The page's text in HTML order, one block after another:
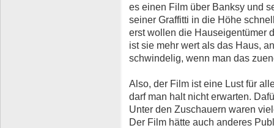
es einen Film über Banksy und
seiner Graffitti in die Höhe
erst wollen die Hauseigentümer
ist sie mehr wert als das Haus,
schwindelig, wenn man das
Also, der Film ist eine Lust für
darf man halt nicht erwarten.
Unter den Zuschauern waren
Der Film hätte auch anderes